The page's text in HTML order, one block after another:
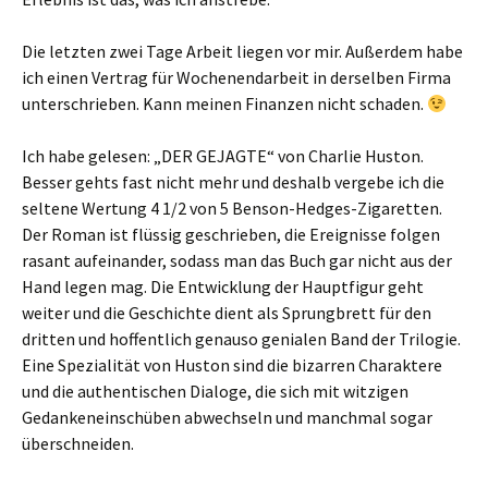
Die letzten zwei Tage Arbeit liegen vor mir. Außerdem habe
ich einen Vertrag für Wochenendarbeit in derselben Firma
unterschrieben. Kann meinen Finanzen nicht schaden.
Ich habe gelesen: „DER GEJAGTE“ von Charlie Huston.
Besser gehts fast nicht mehr und deshalb vergebe ich die
seltene Wertung 4 1/2 von 5 Benson-Hedges-Zigaretten.
Der Roman ist flüssig geschrieben, die Ereignisse folgen
rasant aufeinander, sodass man das Buch gar nicht aus der
Hand legen mag. Die Entwicklung der Hauptfigur geht
weiter und die Geschichte dient als Sprungbrett für den
dritten und hoffentlich genauso genialen Band der Trilogie.
Eine Spezialität von Huston sind die bizarren Charaktere
und die authentischen Dialoge, die sich mit witzigen
Gedankeneinschüben abwechseln und manchmal sogar
überschneiden.